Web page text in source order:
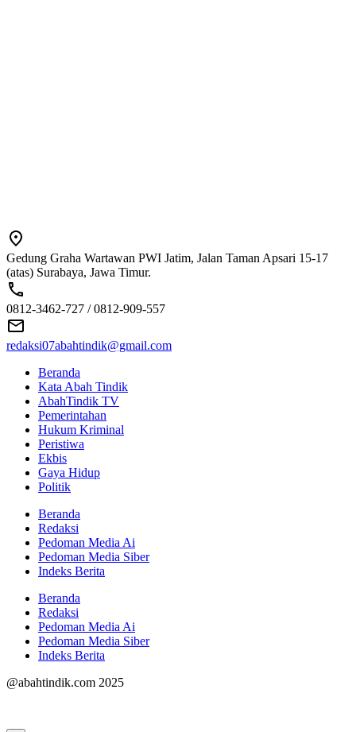
Gedung Graha Wartawan PWI Jatim, Jalan Taman Apsari 15-17
(atas) Surabaya, Jawa Timur.
0812-3462-727 / 0812-909-557
redaksi07abahtindik@gmail.com
Beranda
Kata Abah Tindik
AbahTindik TV
Pemerintahan
Hukum Kriminal
Peristiwa
Ekbis
Gaya Hidup
Politik
Beranda
Redaksi
Pedoman Media Ai
Pedoman Media Siber
Indeks Berita
Beranda
Redaksi
Pedoman Media Ai
Pedoman Media Siber
Indeks Berita
@abahtindik.com 2025